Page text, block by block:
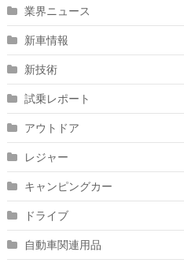
業界ニュース
新車情報
新技術
試乗レポート
アウトドア
レジャー
キャンピングカー
ドライブ
自動車関連用品